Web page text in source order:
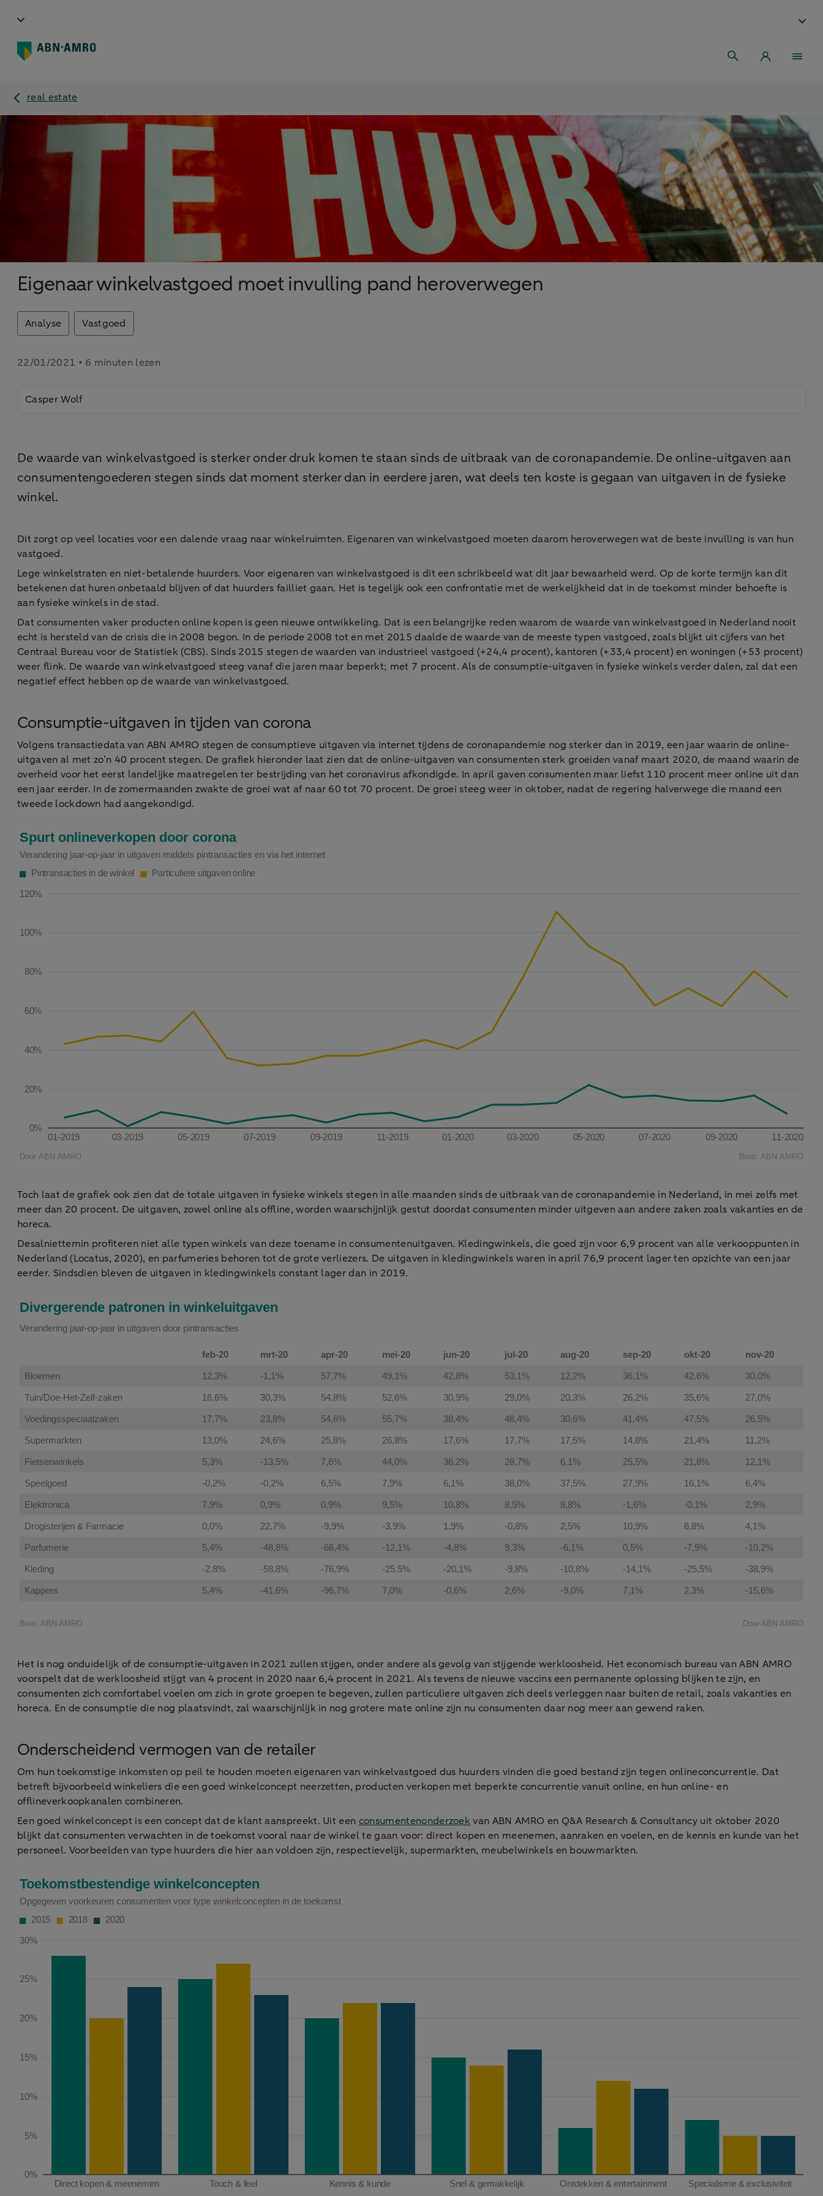
real estate
Eigenaar winkelvastgoed moet invulling pand heroverwegen
Analyse Vastgoed
22/01/2021 • 6 minuten lezen
Casper Wolf
De waarde van winkelvastgoed is sterker onder druk komen te staan sinds de uitbraak van de coronapandemie. De online-uitgaven aan
consumentengoederen stegen sinds dat moment sterker dan in eerdere jaren, wat deels ten koste is gegaan van uitgaven in de fysieke
winkel.
Dit zorgt op veel locaties voor een dalende vraag naar winkelruimten. Eigenaren van winkelvastgoed moeten daarom heroverwegen wat de beste invulling is van hun
vastgoed.
Lege winkelstraten en niet-betalende huurders. Voor eigenaren van winkelvastgoed is dit een schrikbeeld wat dit jaar bewaarheid werd. Op de korte termijn kan dit
betekenen dat huren onbetaald blijven of dat huurders failliet gaan. Het is tegelijk ook een confrontatie met de werkelijkheid dat in de toekomst minder behoefte is
aan fysieke winkels in de stad.
Dat consumenten vaker producten online kopen is geen nieuwe ontwikkeling. Dat is een belangrijke reden waarom de waarde van winkelvastgoed in Nederland nooit
echt is hersteld van de crisis die in 2008 begon. In de periode 2008 tot en met 2015 daalde de waarde van de meeste typen vastgoed, zoals blijkt uit cijfers van het
Centraal Bureau voor de Statistiek (CBS). Sinds 2015 stegen de waarden van industrieel vastgoed (+24,4 procent), kantoren (+33,4 procent) en woningen (+53 procent)
weer flink. De waarde van winkelvastgoed steeg vanaf die jaren maar beperkt; met 7 procent. Als de consumptie-uitgaven in fysieke winkels verder dalen, zal dat een
negatief effect hebben op de waarde van winkelvastgoed.
Consumptie-uitgaven in tijden van corona
Volgens transactiedata van ABN AMRO stegen de consumptieve uitgaven via internet tijdens de coronapandemie nog sterker dan in 2019, een jaar waarin de online-
uitgaven al met zo’n 40 procent stegen. De grafiek hieronder laat zien dat de online-uitgaven van consumenten sterk groeiden vanaf maart 2020, de maand waarin de
overheid voor het eerst landelijke maatregelen ter bestrijding van het coronavirus afkondigde. In april gaven consumenten maar liefst 110 procent meer online uit dan
een jaar eerder. In de zomermaanden zwakte de groei wat af naar 60 tot 70 procent. De groei steeg weer in oktober, nadat de regering halverwege die maand een
tweede lockdown had aangekondigd.
Toch laat de grafiek ook zien dat de totale uitgaven in fysieke winkels stegen in alle maanden sinds de uitbraak van de coronapandemie in Nederland, in mei zelfs met
meer dan 20 procent. De uitgaven, zowel online als offline, worden waarschijnlijk gestut doordat consumenten minder uitgeven aan andere zaken zoals vakanties en de
horeca.
Desalniettemin profiteren niet alle typen winkels van deze toename in consumentenuitgaven. Kledingwinkels, die goed zijn voor 6,9 procent van alle verkooppunten in
Nederland (Locatus, 2020), en parfumeries behoren tot de grote verliezers. De uitgaven in kledingwinkels waren in april 76,9 procent lager ten opzichte van een jaar
eerder. Sindsdien bleven de uitgaven in kledingwinkels constant lager dan in 2019.
Het is nog onduidelijk of de consumptie-uitgaven in 2021 zullen stijgen, onder andere als gevolg van stijgende werkloosheid. Het economisch bureau van ABN AMRO
voorspelt dat de werkloosheid stijgt van 4 procent in 2020 naar 6,4 procent in 2021. Als tevens de nieuwe vaccins een permanente oplossing blijken te zijn, en
consumenten zich comfortabel voelen om zich in grote groepen te begeven, zullen particuliere uitgaven zich deels verleggen naar buiten de retail, zoals vakanties en
horeca. En de consumptie die nog plaatsvindt, zal waarschijnlijk in nog grotere mate online zijn nu consumenten daar nog meer aan gewend raken.
Onderscheidend vermogen van de retailer
Om hun toekomstige inkomsten op peil te houden moeten eigenaren van winkelvastgoed dus huurders vinden die goed bestand zijn tegen onlineconcurrentie. Dat
betreft bijvoorbeeld winkeliers die een goed winkelconcept neerzetten, producten verkopen met beperkte concurrentie vanuit online, en hun online- en
offlineverkoopkanalen combineren.
Een goed winkelconcept is een concept dat de klant aanspreekt. Uit een consumentenonderzoek van ABN AMRO en Q&A Research & Consultancy uit oktober 2020
blijkt dat consumenten verwachten in de toekomst vooral naar de winkel te gaan voor: direct kopen en meenemen, aanraken en voelen, en de kennis en kunde van het
personeel. Voorbeelden van type huurders die hier aan voldoen zijn, respectievelijk, supermarkten, meubelwinkels en bouwmarkten.